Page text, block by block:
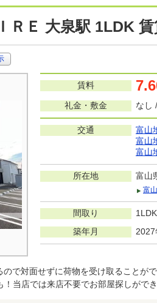
ＲＥ 大泉駅 1LDK
賃料
礼金・敷金
なし
交通 富山
富山
富山
所在地 富山
富
間取り 1LDK
築年月 2027
ので対面せずに荷物を受け取ること
当店では来店不要でお部屋探しがで